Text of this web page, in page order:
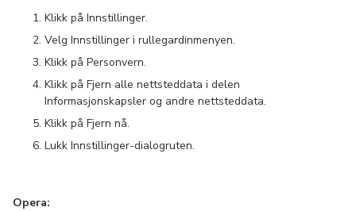
Klikk på Innstillinger.
Velg Innstillinger i rullegardinmenyen.
Klikk på Personvern.
Klikk på Fjern alle nettsteddata i delen
Informasjonskapsler og andre nettsteddata.
Klikk på Fjern nå.
Lukk Innstillinger-dialogruten.
Opera: